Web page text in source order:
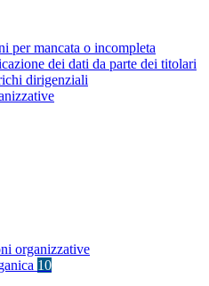
per mancata o incompleta
dei dati da parte dei titolari
dirigenziali
organizzative
10